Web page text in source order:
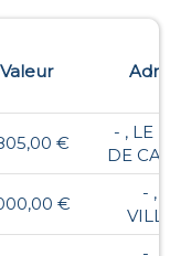
Valeur
€
- , LE
DE
€
- ,